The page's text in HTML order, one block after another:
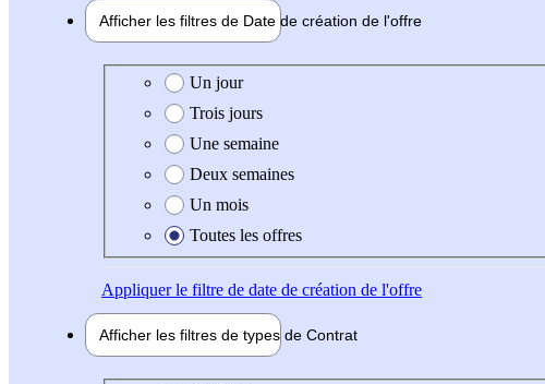
Afficher les filtres de Date de création de l'offre
Date de création de l'offre
Un jour
Trois jours
Une semaine
Deux semaines
Un mois
Toutes les offres
Appliquerle filtre de date de création de l'offre
Afficher les filtres de types de Contrat